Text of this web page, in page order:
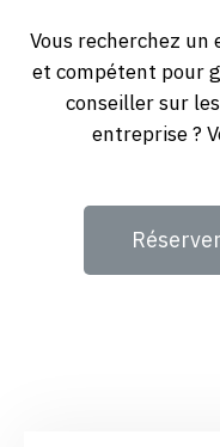
Vous recherchez
et compétent pour
conseiller sur
entreprise ?